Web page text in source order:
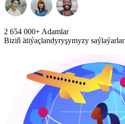
2 654 000+ Adamlar
Biziň ätiýaçlandyryşymyzy saýlaýarlar